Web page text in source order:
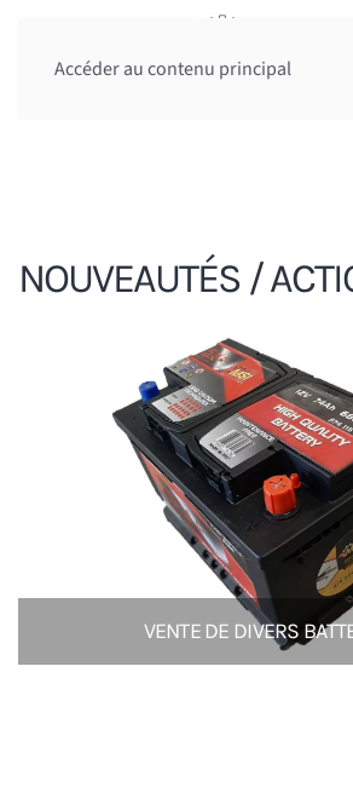
Accéder au contenu principal
NOUVEAUTÉS /
VENTE DE DIVERS